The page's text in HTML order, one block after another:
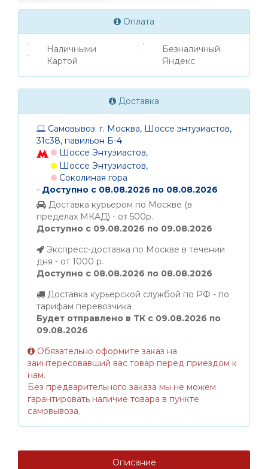
Оплата
Наличными
Картой
Безналичный
Яндекс
Доставка
Самовывоз. г. Москва, Шоссе энтузиастов,
31с38, павильон Б-4
Шоссе Энтузиастов,
Шоссе Энтузиастов,
Соколиная гора
- Доступно с 08.08.2026 по 08.08.2026
Доставка курьером по Москве (в
пределах МКАД) - от 500р.
Доступно с 09.08.2026 по 09.08.2026
Экспресс-доставка по Москве в течении
дня - от 1000 р.
Доступно с 08.08.2026 по 08.08.2026
Доставка курьерской службой по РФ - по
тарифам перевозчика
Будет отправлено в ТК с 09.08.2026 по
09.08.2026
Обязательно оформите заказ на
заинтересовавший вас товар перед приездом к
нам.
Без предварительного заказа мы не можем
гарантировать наличие товара в пункте
самовывоза.
Описание